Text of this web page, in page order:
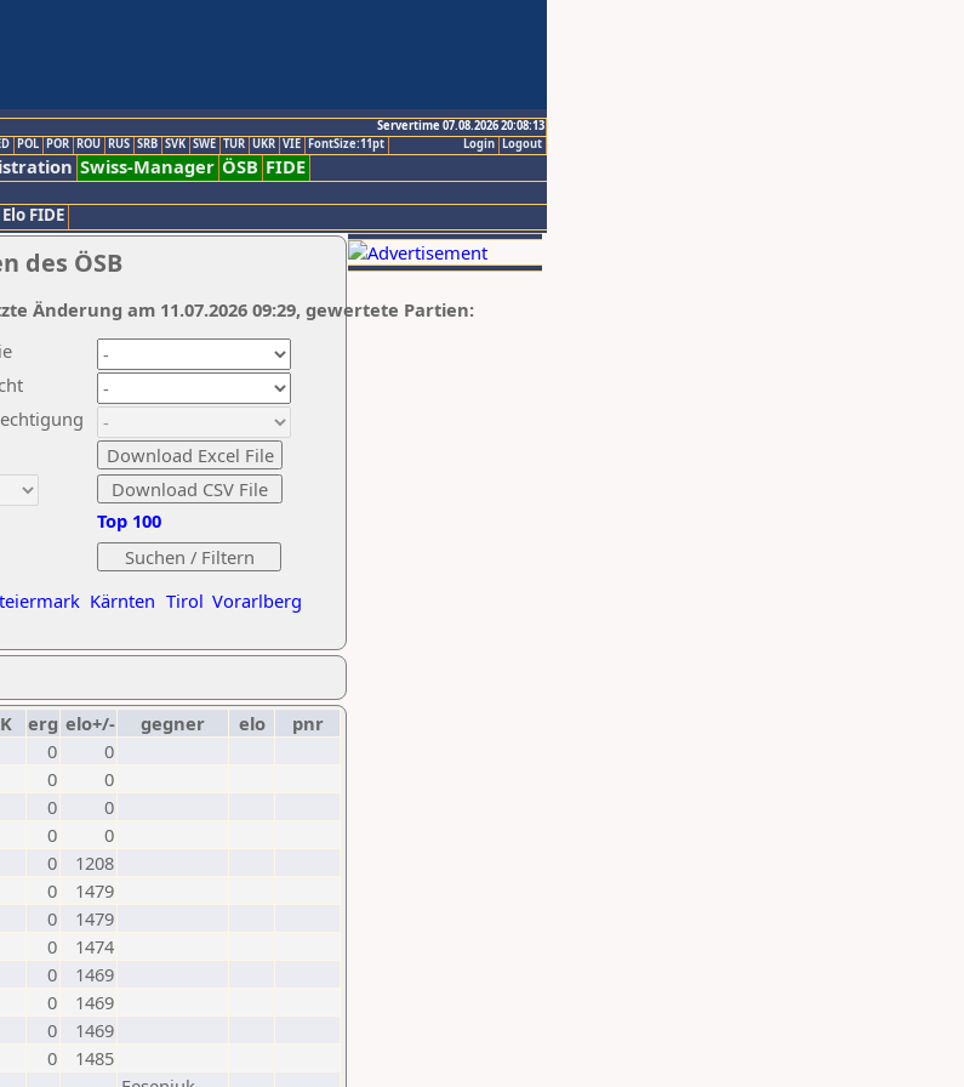
Servertime 07.08.2026 20:08:13
Logout
Login
POL POR ROU RUS SRB SVK SWE TUR UKR VIE FontSize:11pt
Swiss-Manager ÖSB FIDE
Elo FIDE
des ÖSB
Kärnten Tirol Vorarlberg
Top 100
Änderung am 11.07.2026 09:29, gewertete Partien:
K erg elo+/- gegner elo
pnr
0
0
0
0
0
0
0
0
0
1208
0
1479
0
1479
0
1474
0
1469
0
1469
0
1469
0
1485